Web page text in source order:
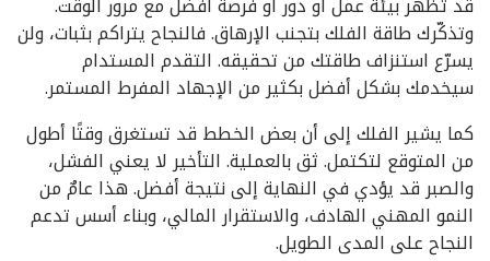
وتذكّرك طاقة الفلك بتجنب الإرهاق. فالنجاح يتراكم بثبات، ولن
يسرّع استنزاف طاقتك من تحقيقه. التقدم المستدام
سيخدمك بشكل أفضل بكثير من الإجهاد المفرط المستمر.
كما يشير الفلك إلى أن بعض الخطط قد تستغرق وقتًا أطول
من المتوقع لتكتمل. ثق بالعملية. التأخير لا يعني الفشل،
والصبر قد يؤدي في النهاية إلى نتيجة أفضل. هذا عامٌ من
النمو المهني الهادف، والاستقرار المالي، وبناء أسس تدعم
النجاح على المدى الطويل.